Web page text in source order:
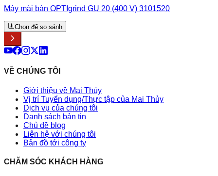
Máy mài bàn OPTIgrind GU 20 (400 V) 3101520
Chọn để so sánh
VỀ CHÚNG TÔI
Giới thiệu về Mai Thủy
Vị trí Tuyển dụng/Thực tập của Mai Thủy
Dịch vụ của chúng tôi
Danh sách bản tin
Chủ đề blog
Liên hệ với chúng tôi
Bản đồ tới công ty
CHĂM SÓC KHÁCH HÀNG